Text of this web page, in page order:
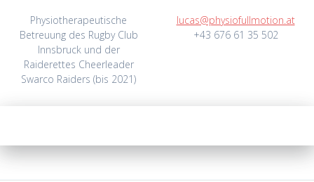
Physiotherapeutische
Betreuung des Rugby Club
Innsbruck und der
Raiderettes Cheerleader
Swarco Raiders (bis 2021)
lucas@physiofullmotion.at
+43 676 61 35 502